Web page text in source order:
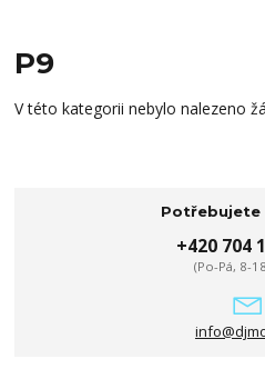
P9
V této kategorii nebylo nalezeno
Potřebujete
+420 704
(Po-Pá, 8-